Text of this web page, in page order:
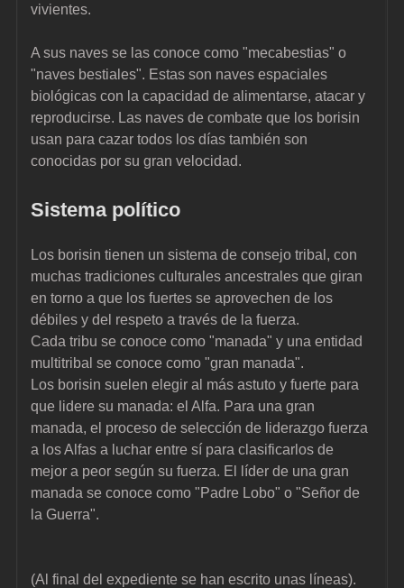
vivientes.
A sus naves se las conoce como "mecabestias" o
"naves bestiales". Estas son naves espaciales
biológicas con la capacidad de alimentarse, atacar y
reproducirse. Las naves de combate que los borisin
usan para cazar todos los días también son
conocidas por su gran velocidad.
Sistema político
Los borisin tienen un sistema de consejo tribal, con
muchas tradiciones culturales ancestrales que giran
en torno a que los fuertes se aprovechen de los
débiles y del respeto a través de la fuerza.
Cada tribu se conoce como "manada" y una entidad
multitribal se conoce como "gran manada".
Los borisin suelen elegir al más astuto y fuerte para
que lidere su manada: el Alfa. Para una gran
manada, el proceso de selección de liderazgo fuerza
a los Alfas a luchar entre sí para clasificarlos de
mejor a peor según su fuerza. El líder de una gran
manada se conoce como "Padre Lobo" o "Señor de
la Guerra".
(Al final del expediente se han escrito unas líneas).